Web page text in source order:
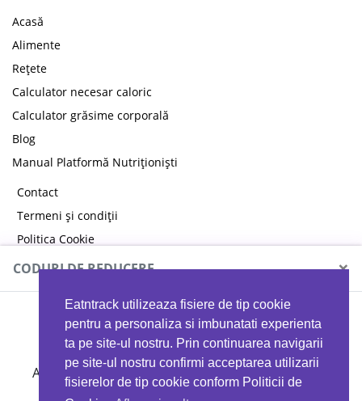
Eatntrack utilizeaza fisiere de tip cookie
pentru a personaliza si imbunatati experienta
ta pe site-ul nostru. Prin continuarea navigarii
pe site-ul nostru confirmi acceptarea utilizarii
fisierelor de tip cookie conform Politicii de
Acasă
Alimente
Rețete
Calculator necesar caloric
Calculator grăsime corporală
Blog
Manual Platformă Nutriționiști
Contact
Termeni și condiții
Politica Cookie
Politica de confidențialitate
CODURI DE REDUCERE ×
MYPROTEIN
Ai 40%reducere la orice comandă folosind codul
EATTRACK